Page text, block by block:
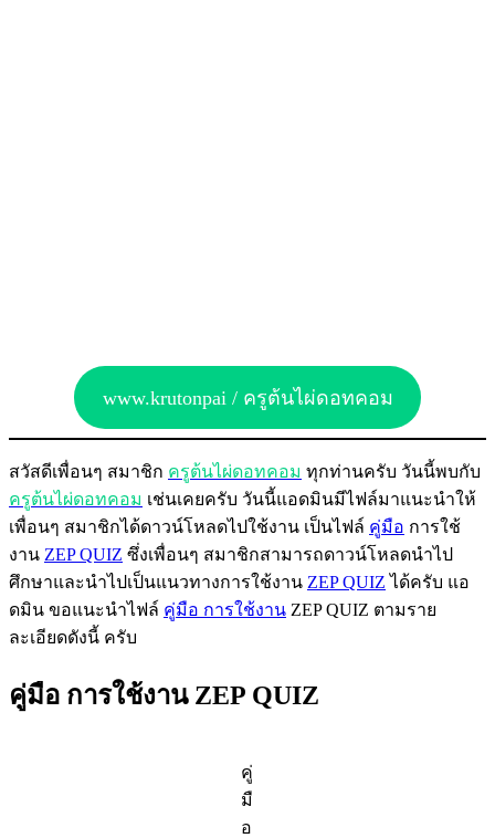
www.krutonpai / ครูต้นไผ่ดอทคอม
สวัสดีเพื่อนๆ สมาชิก ครูต้นไผ่ดอทคอม ทุกท่านครับ วันนี้พบกับ
ครูต้นไผ่ดอทคอม เช่นเคยครับ วันนี้แอดมินมีไฟล์มาแนะนำให้
เพื่อนๆ สมาชิกได้ดาวน์โหลดไปใช้งาน เป็นไฟล์ คู่มือ การใช้
งาน ZEP QUIZ ซึ่งเพื่อนๆ สมาชิกสามารถดาวน์โหลดนำไป
ศึกษาและนำไปเป็นแนวทางการใช้งาน ZEP QUIZ ได้ครับ แอ
ดมิน ขอแนะนำไฟล์ คู่มือ การใช้งาน ZEP QUIZ ตามราย
ละเอียดดังนี้ ครับ
คู่มือ การใช้งาน ZEP QUIZ
คู่
มื
อ